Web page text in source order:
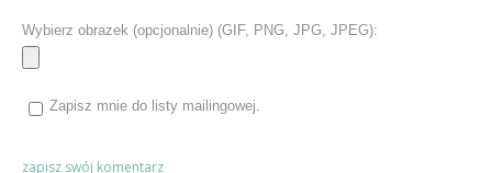
Wybierz obrazek (opcjonalnie) (GIF, PNG, JPG, JPEG):
Zapisz mnie do listy mailingowej.